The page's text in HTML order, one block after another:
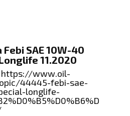
SAE 10W-40
11.2020
https://www.oil-
44445-febi-sae-
longlife-